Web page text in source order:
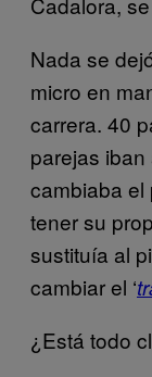
Nada se
micro en
carrera. 40
parejas
cambiaba el
tener su
sustituía al
cambiar el ‘
¿Está todo